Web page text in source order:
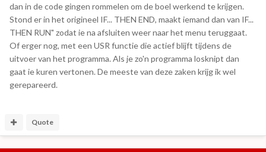
dan in de code gingen rommelen om de boel werkend te krijgen.
Stond er in het origineel IF... THEN END, maakt iemand dan van IF...
THEN RUN" zodat ie na afsluiten weer naar het menu teruggaat.
Of erger nog, met een USR functie die actief blijft tijdens de
uitvoer van het programma. Als je zo'n programma losknipt dan
gaat ie kuren vertonen. De meeste van deze zaken krijg ik wel
gerepareerd.
Quote